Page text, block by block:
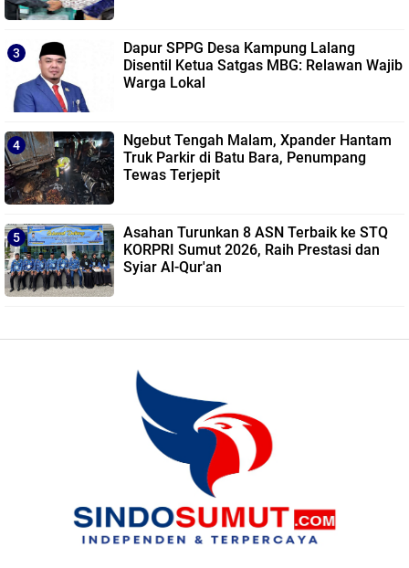
Dapur SPPG Desa Kampung Lalang
Disentil Ketua Satgas MBG: Relawan Wajib
Warga Lokal
Ngebut Tengah Malam, Xpander Hantam
Truk Parkir di Batu Bara, Penumpang
Tewas Terjepit
Asahan Turunkan 8 ASN Terbaik ke STQ
KORPRI Sumut 2026, Raih Prestasi dan
Syiar Al-Qur'an